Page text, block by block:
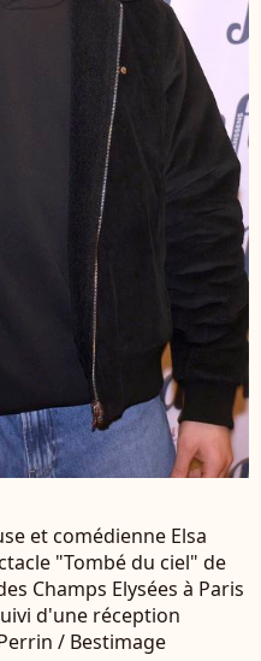
et comédienne Elsa
"Tombé du ciel" de
Champs Elysées à Paris
d'une réception
/ Bestimage